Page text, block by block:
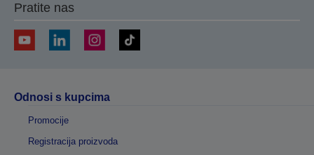
Pratite nas
Odnosi s kupcima
Promocije
Registracija proizvoda